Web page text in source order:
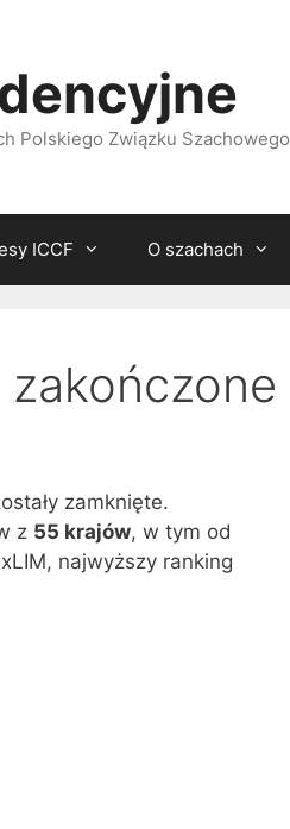
Polskiego Związku Szachowego
ICCF O szachach
zamknięte.
z 55 krajów, w tym od
najwyższy ranking